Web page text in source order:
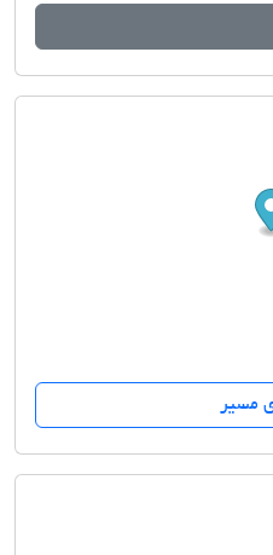
مسیر
حسن شاهمیرانی